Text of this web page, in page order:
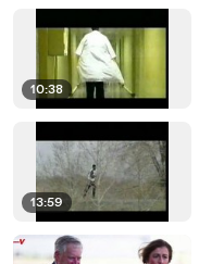
10:38
13:59